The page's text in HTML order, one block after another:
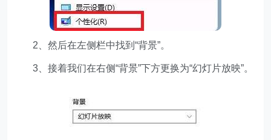
2、然后在左侧栏中找到“背景”。
3、接着我们在右侧“背景”下方更换为“幻灯片放映”。